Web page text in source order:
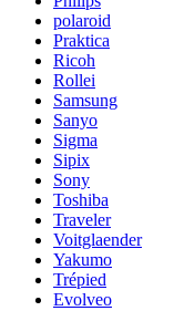
polaroid
Praktica
Ricoh
Rollei
Samsung
Sanyo
Sigma
Sipix
Sony
Toshiba
Traveler
Voitglaender
Yakumo
Trépied
Evolveo